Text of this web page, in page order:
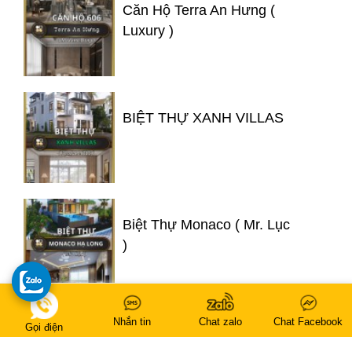
Căn Hộ Terra An Hưng (
Luxury )
BIỆT THỰ XANH VILLAS
Biệt Thự Monaco ( Mr. Lục
)
Gọi điện Nhắn tin Chat zalo Chat Facebook